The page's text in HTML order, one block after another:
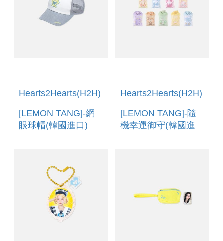
Hearts2Hearts(H2H)
[LEMON TANG]-網
眼球帽(韓國進口)
Hearts2Hearts(H2H)
[LEMON TANG]-隨
機幸運御守(韓國進